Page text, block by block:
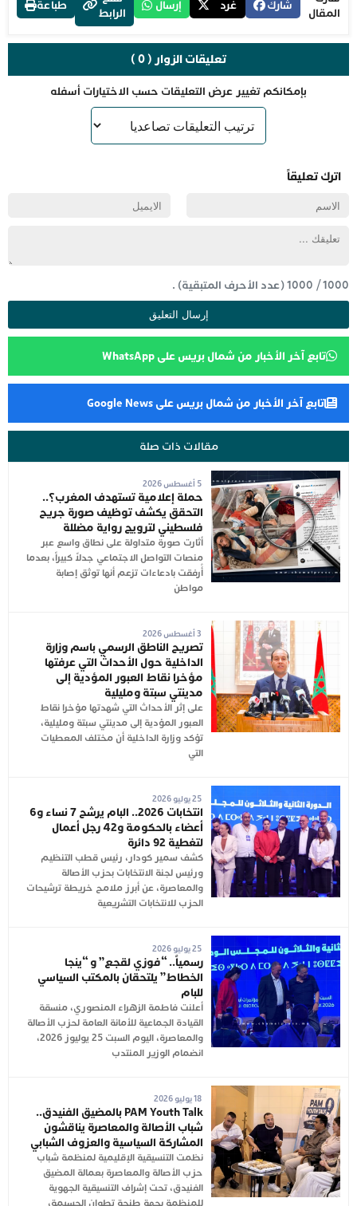
المقال
شارك غرد إرسال
الرابط
طباعة
تعليقات الزوار ( 0 )
بإمكانكم تغيير عرض التعليقات حسب الاختيارات أسفله
اترك تعليقاً
1000
/
1000(عدد الأحرف المتبقية) .
تابع آخر الأخبار من شمال بريس على WhatsApp
تابع آخر الأخبار من شمال بريس على Google News
مقالات ذات صلة
5 أغسطس 2026
حملة إعلامية تستهدف المغرب؟..
التحقق يكشف توظيف صورة جريح
فلسطيني لترويج رواية مضللة
أثارت صورة متداولة على نطاق واسع عبر
منصات التواصل الاجتماعي جدلاً كبيراً، بعدما
أُرفقت بادعاءات تزعم أنها توثق إصابة
مواطن
تصريح الناطق الرسمي باسم وزارة
الداخلية حول الأحداث التي عرفتها
مؤخرا نقاط العبور المؤدية إلى
مدينتي سبتة ومليلية
على إثر الأحداث التي شهدتها مؤخرا نقاط
العبور المؤدية إلى مدينتي سبتة ومليلية،
تؤكد وزارة الداخلية أن مختلف المعطيات
التي
25 يوليو 2026
انتخابات 2026.. البام يرشح 7 نساء و6
أعضاء بالحكومة و42 رجل أعمال
لتغطية 92 دائرة
كشف سمير كودار، رئيس قطب التنظيم
ورئيس لجنة الانتخابات بحزب الأصالة
والمعاصرة، عن أبرز ملامح خريطة ترشيحات
الحزب للانتخابات التشريعية
25 يوليو 2026
رسمياً.. “فوزي لقجع” و “ينجا
الخطاط” يلتحقان بالمكتب السياسي
للبام
أعلنت فاطمة الزهراء المنصوري، منسقة
القيادة الجماعية للأمانة العامة لحزب الأصالة
والمعاصرة، اليوم السبت 25 يوليوز 2026،
انضمام الوزير المنتدب
18 يوليو 2026
PAM Youth Talk بالمضيق الفنيدق..
شباب الأصالة والمعاصرة يناقشون
المشاركة السياسية والعزوف الشبابي
نظمت التنسيقية الإقليمية لمنظمة شباب
حزب الأصالة والمعاصرة بعمالة المضيق
الفنيدق، تحت إشراف التنسيقية الجهوية
للمنظمة بجهة طنجة تطوان الحسيمة،